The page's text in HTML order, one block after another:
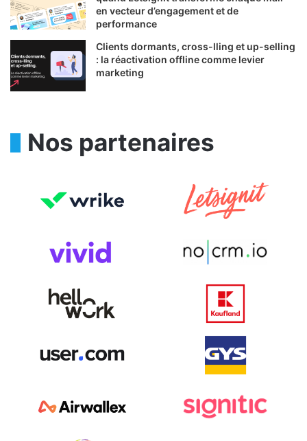
en vecteur d’engagement et de
performance
Clients dormants, cross-lling et up-selling
: la réactivation offline comme levier
marketing
Nos partenaires